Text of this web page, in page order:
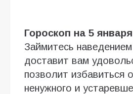
Гороскоп на 5
Займитесь
доставит вам
позволит избавиться
ненужного и